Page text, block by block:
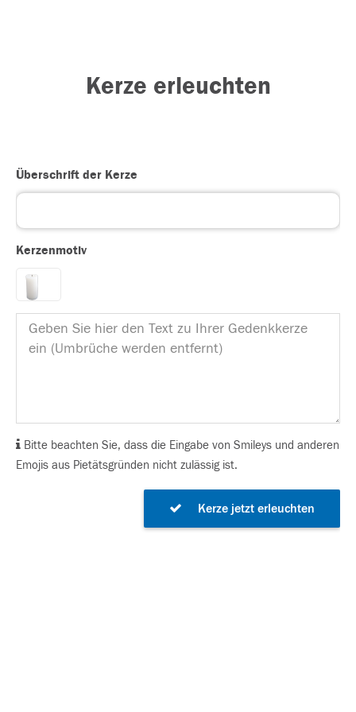
Kerze erleuchten
Überschrift der Kerze
Kerzenmotiv
Bitte beachten Sie, dass die Eingabe von Smileys und anderen
Emojis aus Pietätsgründen nicht zulässig ist.
Kerze jetzt erleuchten